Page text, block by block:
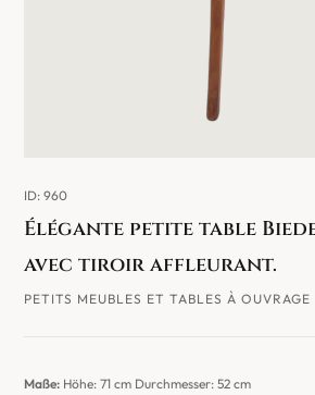
ID: 960
Élégante petite table
avec tiroir affleurant.
PETITS MEUBLES ET TABLES À OUVRAGE
Maße: Höhe: 71 cm Durchmesser: 52 cm